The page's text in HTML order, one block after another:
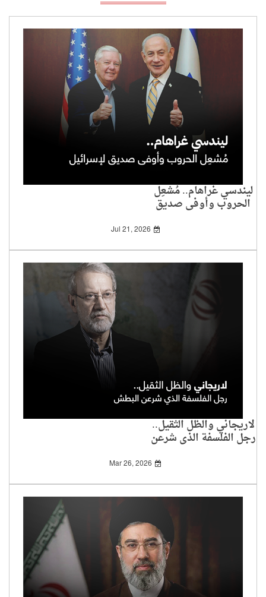
ليندسي غراهام.. مُشعِل
الحروب وأوفى صديق
لإسرائيل
Jul 21, 2026
لاريجاني والظل الثقيل..
رجل الفلسفة الذي شرعن
Mar 26, 2026